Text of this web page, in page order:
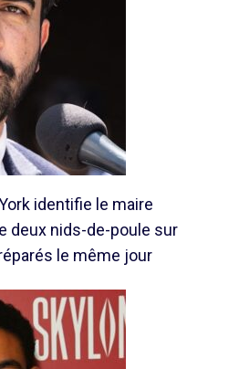
identifie le maire
deux nids-de-poule sur
le même jour